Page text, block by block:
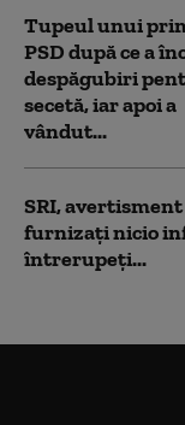
Tupeul unui
PSD după ce a
despăgubiri
secetă, iar apoi a
vândut...
SRI,
furnizați nicio
întrerupeți...